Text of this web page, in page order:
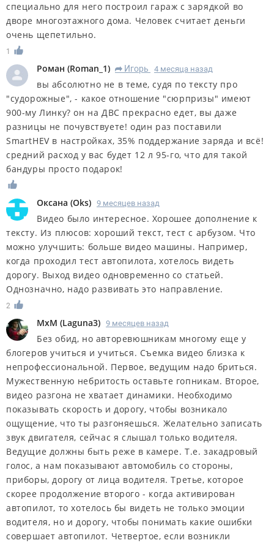
специально для него построил гараж с зарядкой во
дворе многоэтажного дома. Человек считает деньги
очень щепетильно.
1
Роман (Roman_1) R Игорь 4 месяца назад
вы абсолютно не в теме, судя по тексту про
"судорожные", - какое отношение "сюрпризы" имеют
900-му Линку? он на ДВС прекрасно едет, вы даже
разницы не почувствуете! один раз поставили
SmartHEV в настройках, 35% поддержание заряда и всё!
средний расход у вас будет 12 л 95-го, что для такой
бандуры просто подарок!
Оксана (Oks) 9 месяцев назад
Видео было интересное. Хорошее дополнение к
тексту. Из плюсов: хороший текст, тест с арбузом. Что
можно улучшить: больше видео машины. Например,
когда проходил тест автопилота, хотелось видеть
дорогу. Выход видео одновременно со статьей.
Однозначно, надо развивать это направление.
2
MxM (Laguna3) 9 месяцев назад
Без обид, но авторевюшникам многому еще у
блогеров учиться и учиться. Съемка видео близка к
непрофессиональной. Первое, ведущим надо бриться.
Мужественную небритость оставьте гопникам. Второе,
видео разгона не хватает динамики. Необходимо
показывать скорость и дорогу, чтобы возникало
ощущение, что ты разгоняешься. Желательно записать
звук двигателя, сейчас я слышал только водителя.
Ведущие должны быть реже в камере. Т.е. закадровый
голос, а нам показывают автомобиль со стороны,
приборы, дорогу от лица водителя. Третье, которое
скорее продолжение второго - когда активирован
автопилот, то хотелось бы видеть не только эмоции
водителя, но и дорогу, чтобы понимать какие ошибки
совершает автопилот. Четвертое, если возникли